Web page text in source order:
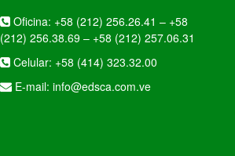
Oficina: +58 (212) 256.26.41 – +58
(212) 256.38.69 – +58 (212) 257.06.31
Celular: +58 (414) 323.32.00
E-mail: info@edsca.com.ve